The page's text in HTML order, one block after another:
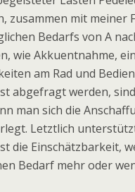
zusammen mit meiner
Bedarfs von A
wie Akkuentnahme,
am Rad und
abgefragt werden,
man sich die
Letztlich
die Einschätzbarkeit,
Bedarf mehr oder